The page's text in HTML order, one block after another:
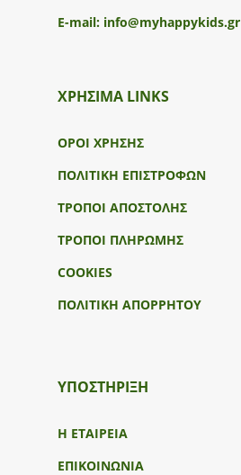
E-mail: info@myhappykids.gr
ΧΡΗΣΙΜΑ LINKS
ΟΡΟΙ ΧΡΗΣΗΣ
ΠΟΛΙΤΙΚΗ ΕΠΙΣΤΡΟΦΩΝ
ΤΡΟΠΟΙ ΑΠΟΣΤΟΛΗΣ
ΤΡΟΠΟΙ ΠΛΗΡΩΜΗΣ
COOKIES
ΠΟΛΙΤΙΚΗ ΑΠΟΡΡΗΤΟΥ
ΥΠΟΣΤΉΡΙΞΗ
Η ΕΤΑΙΡΕΙΑ
ΕΠΙΚΟΙΝΩΝΙΑ